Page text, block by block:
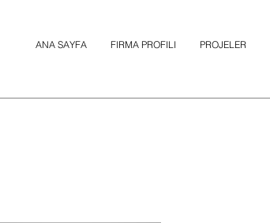
ANA SAYFA FIRMA PROFILI PROJELER